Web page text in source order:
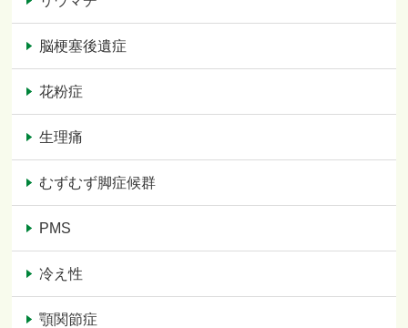
脳梗塞後遺症
花粉症
生理痛
むずむず脚症候群
PMS
冷え性
顎関節症